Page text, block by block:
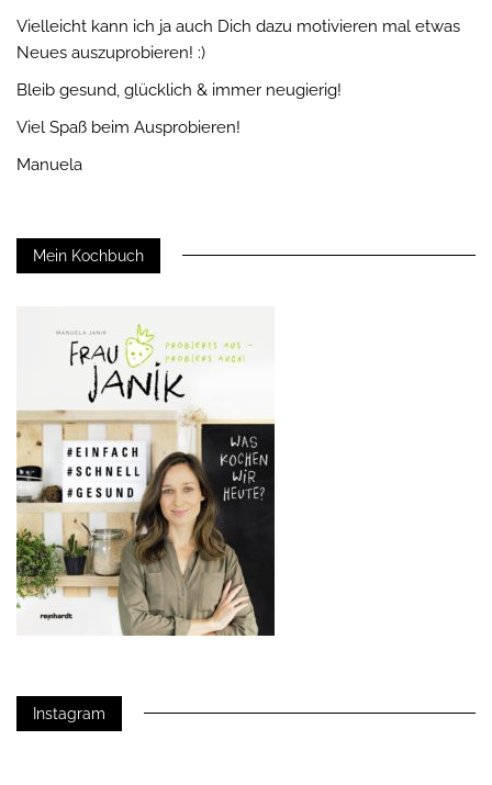
Vielleicht kann ich ja auch Dich dazu motivieren mal etwas
Neues auszuprobieren! :)
Bleib gesund, glücklich & immer neugierig!
Viel Spaß beim Ausprobieren!
Manuela
Mein Kochbuch
Instagram